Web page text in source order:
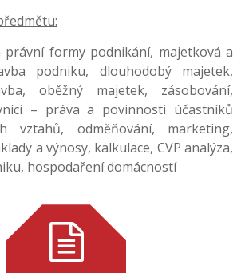
právní formy podnikání, majetková a
podniku, dlouhodobý majetek,
oběžný majetek, zásobování,
– práva a povinnosti účastníků
vztahů, odměňování, marketing,
a výnosy, kalkulace, CVP analýza,
hospodaření domácností